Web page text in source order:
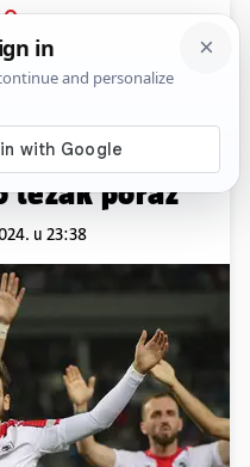
Komentari
Crnu Goru,
težak poraz
u 23:38